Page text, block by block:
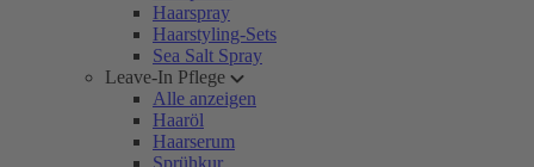
Haarspray
Haarstyling-Sets
Sea Salt Spray
Leave-In Pflege
Alle anzeigen
Haaröl
Haarserum
Sprühkur